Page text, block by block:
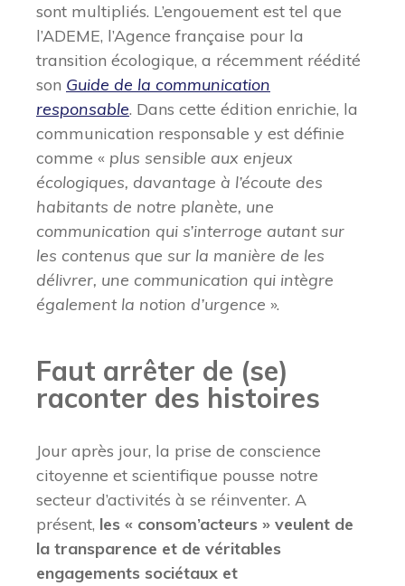
sont multipliés. L’engouement est tel que
l’ADEME, l’Agence française pour la
transition écologique, a récemment réédité
son Guide de la communication
responsable. Dans cette édition enrichie, la
communication responsable y est définie
comme « plus sensible aux enjeux
écologiques, davantage à l’écoute des
habitants de notre planète, une
communication qui s’interroge autant sur
les contenus que sur la manière de les
délivrer, une communication qui intègre
également la notion d’urgence ».
Faut arrêter de (se)
raconter des histoires
Jour après jour, la prise de conscience
citoyenne et scientifique pousse notre
secteur d’activités à se réinventer. A
présent, les « consom’acteurs » veulent de
la transparence et de véritables
engagements sociétaux et